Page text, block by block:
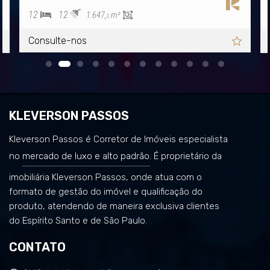
12 12 1.647,0m²
Consulte-nos
KLEVERSON PASSOS
Kleverson Passos é Corretor de Imóveis especialista
no mercado de luxo e alto padrão . É proprietário da
imobiliária Kleverson Passos, onde atua com o
formato de gestão do imóvel e qualificação do
produto, atendendo de maneira exclusiva clientes
do Espírito Santo e de São Paulo.
CONTATO